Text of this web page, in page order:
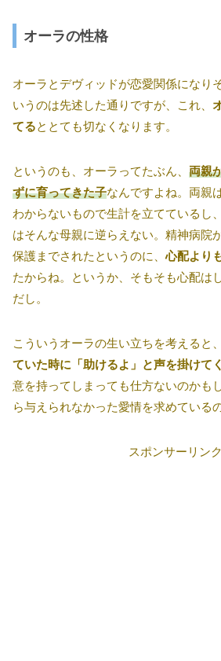
オーラの性格
オーラとデヴィッドが恋愛関係になり
いうのは先述した通りですが、これ、
てるととても切なくなります。
というのも、オーラってたぶん、 両親
ずに育ってきた子なんですよね。両親
わからないもので生計を立てているし
はそんな母親に逆らえない。精神病院
保護までされたというのに、心配より
たからね。というか、そもそも心配は
だし。
こういうオーラの生い立ちを考えると、
ていた時に「助けるよ」と声を掛けて
意を持ってしまっても仕方ないのかも
ら与えられなかった愛情を求めている
スポンサーリンク